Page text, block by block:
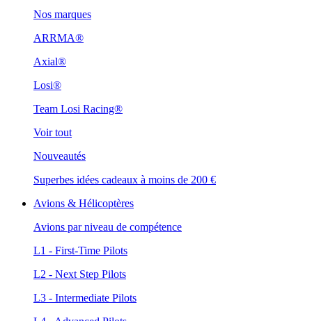
Nos marques
ARRMA®
Axial®
Losi®
Team Losi Racing®
Voir tout
Nouveautés
Superbes idées cadeaux à moins de 200 €
Avions & Hélicoptères
Avions par niveau de compétence
L1 - First-Time Pilots
L2 - Next Step Pilots
L3 - Intermediate Pilots